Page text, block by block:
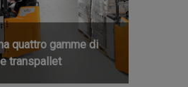
quattro gamme di
transpallet